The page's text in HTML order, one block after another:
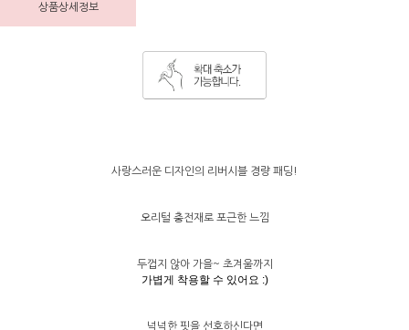
상품상세정보
사랑스러운 디자인의 리버시블 경량 패딩!
오리털 충전재로 포근한 느낌
두껍지 않아 가을~ 초겨울까지
가볍게 착용할 수 있어요 :)
넉넉한 핏을 선호하신다면